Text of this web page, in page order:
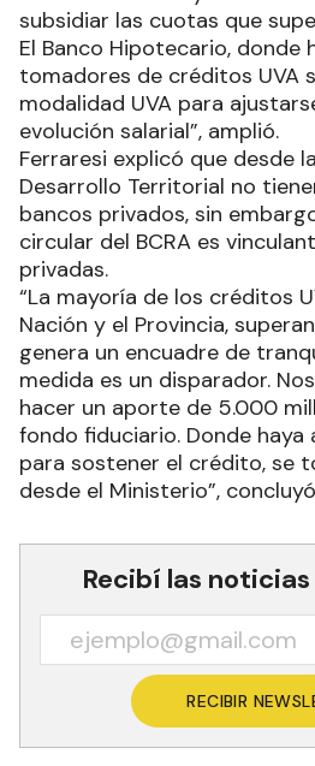
subsidiar las cuotas que
El Banco Hipotecario, donde
tomadores de créditos UVA
modalidad UVA para
evolución salarial”, amplió.
Ferraresi explicó que desde
Desarrollo Territorial no
bancos privados, sin
circular del BCRA es
privadas.
“La mayoría de los créditos
Nación y el Provincia,
genera un encuadre de
medida es un disparador.
hacer un aporte de 5.000
fondo fiduciario. Donde haya
para sostener el crédito, se
desde el Ministerio”,
Recibí las
RECIBIR